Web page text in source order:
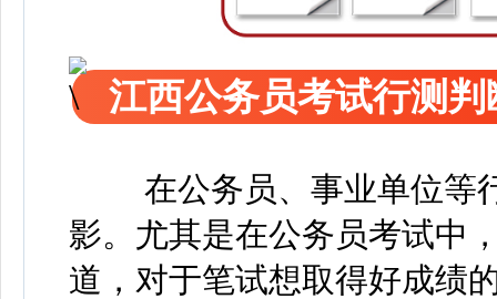
江西公务员考试行测
在公务员、事业单位等
影。尤其是在公务员考试中
道，对于笔试想取得好成绩